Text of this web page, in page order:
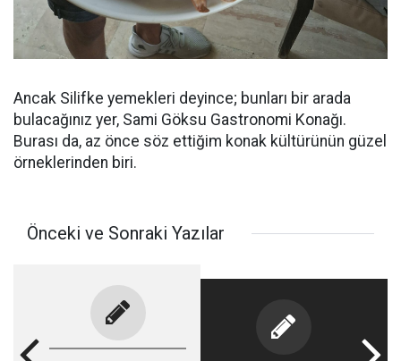
Ancak Silifke yemekleri deyince; bunları bir arada
bulacağınız yer, Sami Göksu Gastronomi Konağı.
Burası da, az önce söz ettiğim konak kültürünün güzel
örneklerinden biri.
Önceki ve Sonraki Yazılar